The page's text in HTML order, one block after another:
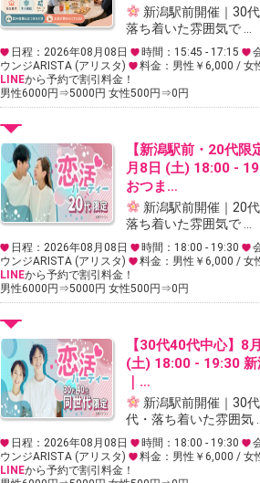
新潟駅前開催｜30
落ち着いた雰囲気で ...
日程：2026年08月08日 時間：15:45 - 17:15
ウンジARISTA (アリスタ)
料金：男性￥6,000 / 女
LINEから予約で割引料金！
男性6000円⇒5000円 女性500円⇒0円
【新潟駅前・20代限
月8日 (土) 18:00 -
おつま…
新潟駅前開催｜20
落ち着いた雰囲気で ...
日程：2026年08月08日 時間：18:00 - 19:30
ウンジARISTA (アリスタ)
料金：男性￥6,000 / 女
LINEから予約で割引料金！
男性6000円⇒5000円 女性500円⇒0円
【30代40代中心】8
(土) 18:00 - 19:30 新
｜…
新潟駅前開催｜30
代・落ち着いた雰囲気
日程：2026年08月08日 時間：18:00 - 19:30
ウンジARISTA (アリスタ)
料金：男性￥6,000 / 女
LINEから予約で割引料金！